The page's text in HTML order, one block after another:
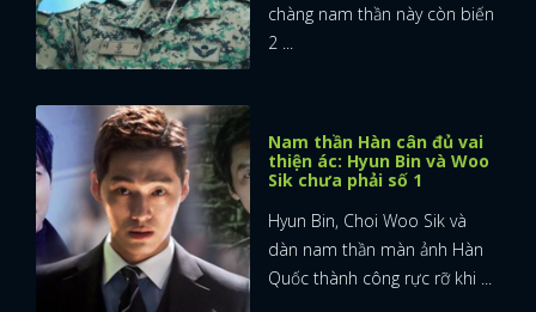
chàng nam thần này còn biến
2 ...
Nam thần Hàn cân đủ vai
thiện ác: Hyun Bin và Woo
Sik chưa phải số 1
Hyun Bin, Choi Woo Sik và
dàn nam thần màn ảnh Hàn
Quốc thành công rực rỡ khi ...